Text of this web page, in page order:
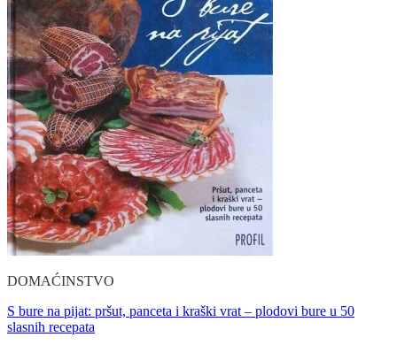
DOMAĆINSTVO
S bure na pijat: pršut, panceta i kraški vrat – plodovi bure u 50
slasnih recepata